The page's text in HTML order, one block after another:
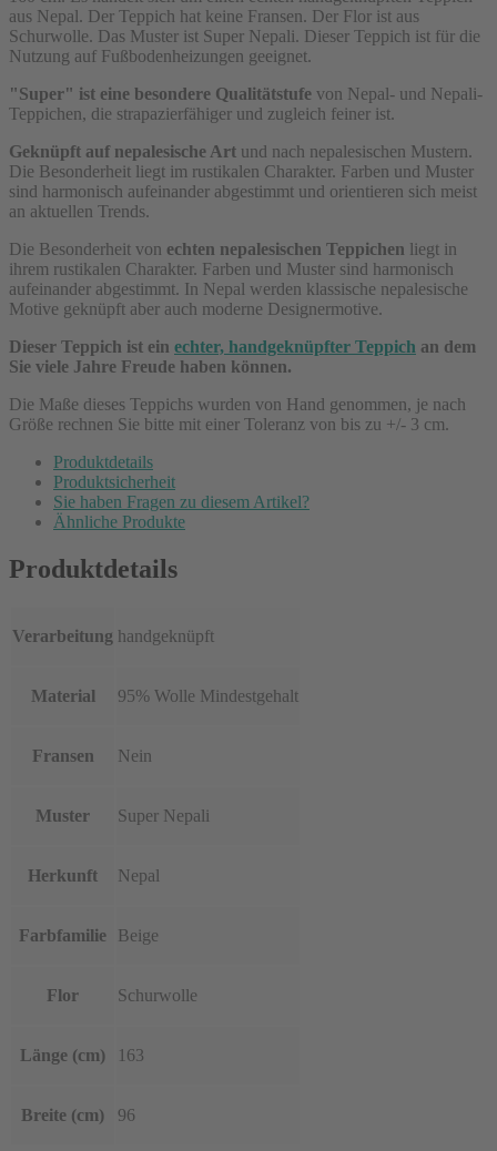
aus Nepal. Der Teppich hat keine Fransen. Der Flor ist aus
Schurwolle. Das Muster ist Super Nepali. Dieser Teppich ist für die
Nutzung auf Fußbodenheizungen geeignet.
"Super" ist eine besondere Qualitätstufe von Nepal- und Nepali-
Teppichen, die strapazierfähiger und zugleich feiner ist.
Geknüpft auf nepalesische Art und nach nepalesischen Mustern.
Die Besonderheit liegt im rustikalen Charakter. Farben und Muster
sind harmonisch aufeinander abgestimmt und orientieren sich meist
an aktuellen Trends.
Die Besonderheit von echten nepalesischen Teppichen liegt in
ihrem rustikalen Charakter. Farben und Muster sind harmonisch
aufeinander abgestimmt. In Nepal werden klassische nepalesische
Motive geknüpft aber auch moderne Designermotive.
Dieser Teppich ist ein echter, handgeknüpfter Teppich an dem
Sie viele Jahre Freude haben können.
Die Maße dieses Teppichs wurden von Hand genommen, je nach
Größe rechnen Sie bitte mit einer Toleranz von bis zu +/- 3 cm.
Produktdetails
Produktsicherheit
Sie haben Fragen zu diesem Artikel?
Ähnliche Produkte
Produktdetails
Verarbeitung handgeknüpft
Material 95% Wolle Mindestgehalt
Fransen Nein
Muster Super Nepali
Herkunft Nepal
Farbfamilie Beige
Flor Schurwolle
Länge (cm) 163
Breite (cm) 96